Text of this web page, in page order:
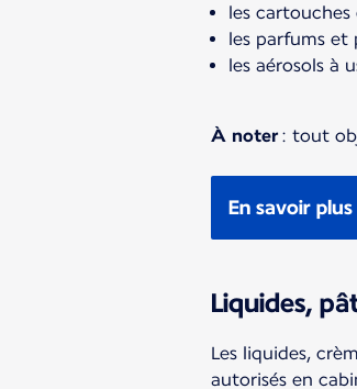
les
les parfums et
les aérosols à
À noter: tout
En savoir
Liquides,
Les liquides,
autorisés en